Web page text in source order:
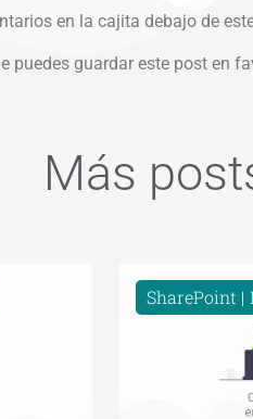
en la cajita debajo de
puedes guardar este post en
Más
SharePoint